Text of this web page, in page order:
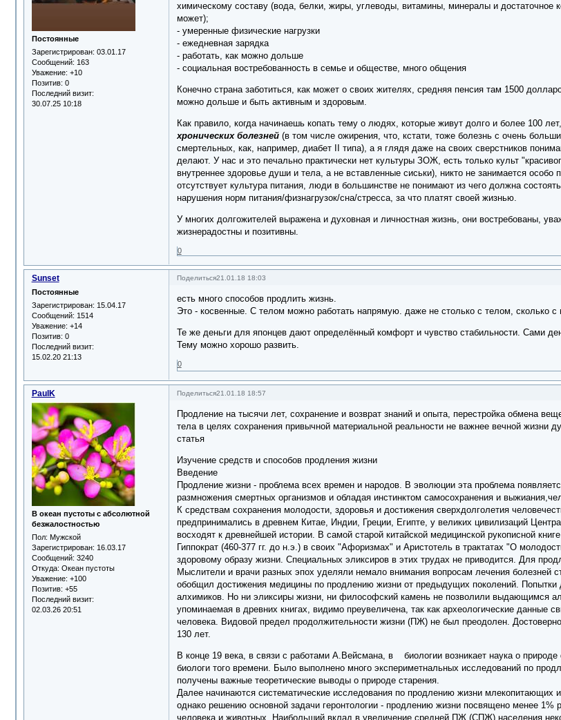
Постоянные
Зарегистрирован: 03.01.17
Сообщений: 163
Уважение: +10
Позитив: 0
Последний визит:
30.07.25 10:18
химическому составу (вода, белки, жиры, углеводы, витамины, минералы и достаточное
может);
- умеренные физические нагрузки
- ежедневная зарядка
- работать, как можно дольше
- социальная востребованность в семье и обществе, много общения
Конечно страна заботиться, как может о своих жителях, средняя пенсия там 1500
можно дольше и быть активным и здоровым.
Как правило, когда начинаешь копать тему о людях, которые живут долго и более 100
хронических болезней(в том числе ожирения, что, кстати, тоже болезнь с очень
смертельных, как, например, диабет II типа), а я глядя даже на своих сверстников
делают. У нас и это печально практически нет культуры ЗОЖ, есть только культ
внутреннее здоровье души и тела, а не вставленные сиськи), никто не занимается особо
отсутствует культура питания, люди в большинстве не понимают из чего должна
нарушения норм питания/физнагрузок/сна/стресса, за что платят своей жизнью.
У многих долгожителей выражена и духовная и личностная жизнь, они востребованы,
жизнерадостны и позитивны.
0
Поделиться21.01.18 18:03
Sunset
Постоянные
Зарегистрирован: 15.04.17
Сообщений: 1514
Уважение: +14
Позитив: 0
Последний визит:
15.02.20 21:13
есть много способов продлить жизнь.
Это - косвенные. С телом можно работать напрямую. даже не столько с телом, сколько с
Те же деньги для японцев дают определённый комфорт и чувство стабильности. Сами
Тему можно хорошо развить.
0
Поделиться21.01.18 18:57
PaulK
В океан пустоты с абсолютной
безжалостностью
Пол: Мужской
Зарегистрирован: 16.03.17
Сообщений: 3240
Откуда: Океан пустоты
Уважение: +100
Позитив: +55
Последний визит:
02.03.26 20:51
Продление на тысячи лет, сохранение и возврат знаний и опыта, перестройка обмена
тела в целях сохранения привычной материальной реальности не важнее вечной жизни
статья
Изучение средств и способов продления жизни
Введение
Продление жизни - проблема всех времен и народов. В эволюции эта проблема
размножения смертных организмов и обладая инстинктом самосохранения и
К средствам сохранения молодости, здоровья и достижения сверхдолголетия
предпринимались в древнем Китае, Индии, Греции, Египте, у великих цивилизаций
восходят к древнейшей истории. В самой старой китайской медицинской рукописной
Гиппократ (460-377 гг. до н.э.) в своих "Афоризмах" и Аристотель в трактатах "О
здоровому образу жизни. Специальных эликсиров в этих трудах не приводится. Для
Мыслители и врачи разных эпох уделяли немало внимания вопросам лечения
обобщил достижения медицины по продлению жизни от предыдущих поколений.
алхимиков. Но ни эликсиры жизни, ни философский камень не позволили выдающимся
упоминаемая в древних книгах, видимо преувеличена, так как археологические
человека. Видовой предел продолжительности жизни (ПЖ) не был преодолен.
130 лет.
В конце 19 века, в связи с работами А.Вейсмана, в биологии возникает наука о
биологи того времени. Было выполнено много экспериметнальных исследований по
получены важные теоретические выводы о природе старения.
Далее начинаются систематические исследования по продлению жизни млекопитающих
однако решению основной задачи геронтологии - продлению жизни посвящено менее
человека и животных. Наибольший вклад в увеличение средней ПЖ (СПЖ) населения